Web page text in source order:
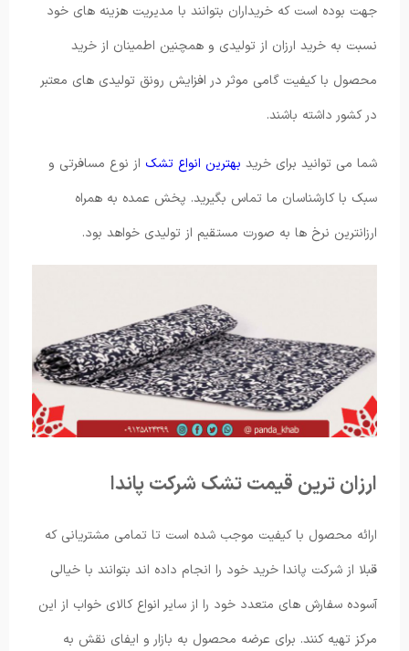
جهت بوده است که خریداران بتوانند با مدیریت هزینه های خود
نسبت به خرید ارزان از تولیدی و همچنین اطمینان از خرید
محصول با کیفیت گامی موثر در افزایش رونق تولیدی های معتبر
در کشور داشته باشند.
شما می توانید برای خرید بهترین انواع تشک از نوع مسافرتی و
سبک با کارشناسان ما تماس بگیرید. پخش عمده به همراه
ارزانترین نرخ ها به صورت مستقیم از تولیدی خواهد بود.
ارزان ترین قیمت تشک شرکت پاندا
ارائه محصول با کیفیت موجب شده است تا تمامی مشتریانی که
قبلا از شرکت پاندا خرید خود را انجام داده اند بتوانند با خیالی
آسوده سفارش های متعدد خود را از سایر انواع کالای خواب از این
مرکز تهیه کنند. برای عرضه محصول به بازار و ایفای نقش به